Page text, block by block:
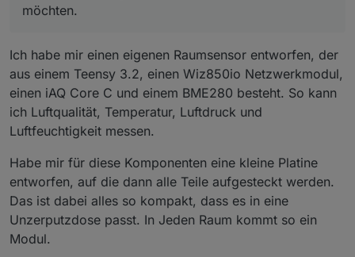
möchten.
Ich habe mir einen eigenen Raumsensor entworfen, der
aus einem Teensy 3.2, einen Wiz850io Netzwerkmodul,
einen iAQ Core C und einem BME280 besteht. So kann
ich Luftqualität, Temperatur, Luftdruck und
Luftfeuchtigkeit messen.
Habe mir für diese Komponenten eine kleine Platine
entworfen, auf die dann alle Teile aufgesteckt werden.
Das ist dabei alles so kompakt, dass es in eine
Unzerputzdose passt. In Jeden Raum kommt so ein
Modul.